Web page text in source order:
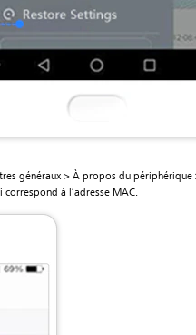
généraux > À propos du périphérique
à l’adresse MAC.